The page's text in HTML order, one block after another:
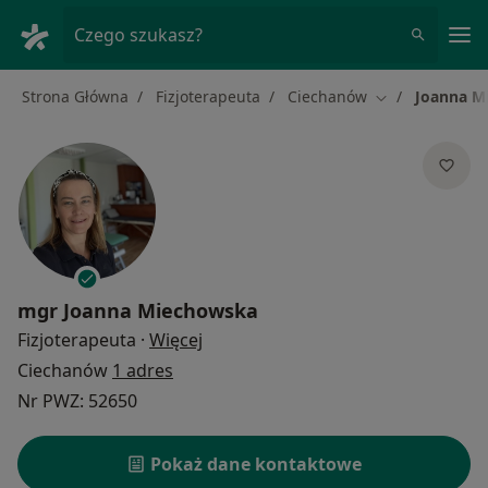
Czego szukasz?
Strona Główna Fizjoterapeuta Ciechanów Zmień miasto
Joanna
mgr Joanna Miechowska
Fizjoterapeuta · Więcej
Ciechanów 1 adres
Nr PWZ: 52650
Pokaż dane kontaktowe